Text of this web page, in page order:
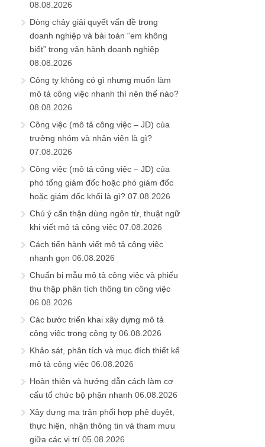
08.08.2026
Dòng chảy giải quyết vấn đề trong
doanh nghiệp và bài toán “em không
biết” trong vận hành doanh nghiệp
08.08.2026
Công ty không có gì nhưng muốn làm
mô tả công việc nhanh thì nên thế nào?
08.08.2026
Công việc (mô tả công việc – JD) của
trưởng nhóm và nhân viên là gì?
07.08.2026
Công việc (mô tả công việc – JD) của
phó tổng giám đốc hoặc phó giám đốc
hoặc giám đốc khối là gì? 07.08.2026
Chú ý cẩn thận dùng ngôn từ, thuật ngữ
khi viết mô tả công việc 07.08.2026
Cách tiến hành viết mô tả công việc
nhanh gọn 06.08.2026
Chuẩn bị mẫu mô tả công việc và phiếu
thu thập phân tích thông tin công việc
06.08.2026
Các bước triển khai xây dựng mô tả
công việc trong công ty 06.08.2026
Khảo sát, phân tích và mục đích thiết kế
mô tả công việc 06.08.2026
Hoàn thiện và hướng dẫn cách làm cơ
cấu tổ chức bộ phận nhanh 06.08.2026
Xây dựng ma trận phối hợp phê duyệt,
thực hiện, nhận thông tin và tham mưu
giữa các vị trí 05.08.2026